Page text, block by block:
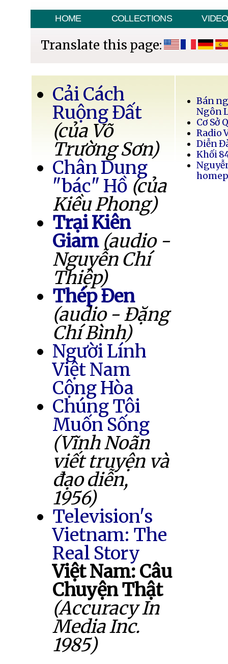
HOME COLLECTIONS VIDEO
Translate this page:
Cải Cách
Ruộng Đất
(của Võ
Trường Sơn)
Chân Dung
"bác" Hồ (của
Kiều Phong)
Trại Kiên
Giam (audio -
Nguyễn Chí
Thiệp)
Thép Đen
(audio - Đặng
Chí Bình)
Người Lính
Việt Nam
Cộng Hòa
Chúng Tôi
Muốn Sống
(Vĩnh Noãn
viết truyện và
đạo diễn,
1956)
Television's
Vietnam: The
Real Story
Việt Nam: Câu
Chuyện Thật
(Accuracy In
Media Inc.
1985)
Bán
Ngôn
Cơ Sở
Radio
Diễn
Khối